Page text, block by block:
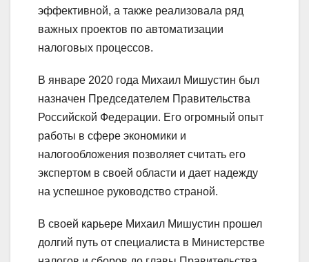
эффективной, а также реализовала ряд
важных проектов по автоматизации
налоговых процессов.
В январе 2020 года Михаил Мишустин был
назначен Председателем Правительства
Российской Федерации. Его огромный опыт
работы в сфере экономики и
налогообложения позволяет считать его
экспертом в своей области и дает надежду
на успешное руководство страной.
В своей карьере Михаил Мишустин прошел
долгий путь от специалиста в Министерстве